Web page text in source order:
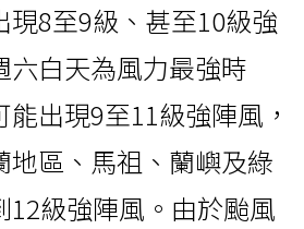
8至9級、甚至10級強
六白天為風力最強時
出現9至11級強陣風，
地區、馬祖、蘭嶼及綠
12級強陣風。由於颱風